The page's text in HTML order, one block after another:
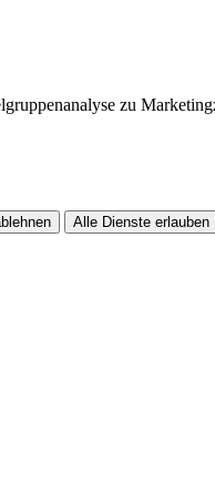
zu
Alle Dienste erlauben